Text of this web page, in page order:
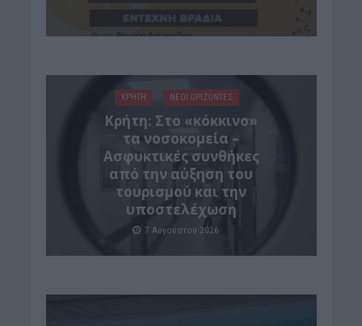
ΚΡΗΤΗ ΝΕΟΙ ΟΡΙΖΟΝΤΕΣ
Κρήτη: Στο «κόκκινο»
τα νοσοκομεία –
Ασφυκτικές συνθήκες
από την αύξηση του
τουρισμού και την
υποστελέχωση
7 Αυγούστου 2026